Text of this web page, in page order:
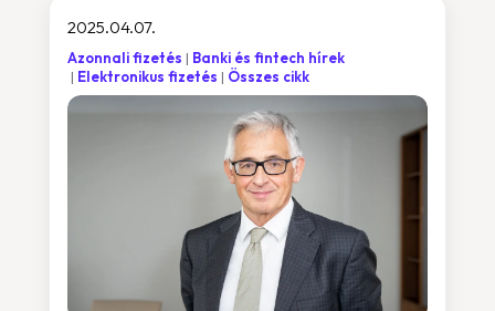
2025.04.07.
Azonnali fizetés
Banki és fintech hírek
Elektronikus fizetés
Összes cikk